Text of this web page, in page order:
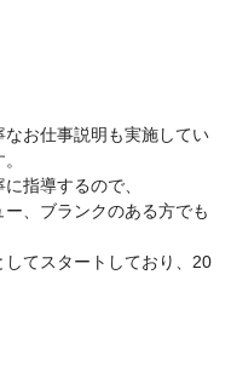
お仕事説明も実施してい
指導するので、
、ブランクのある方でも
てスタートしており、20